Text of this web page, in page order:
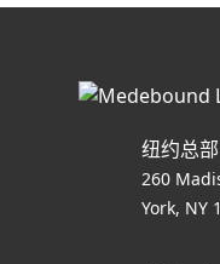
纽约总部
260
York, NY